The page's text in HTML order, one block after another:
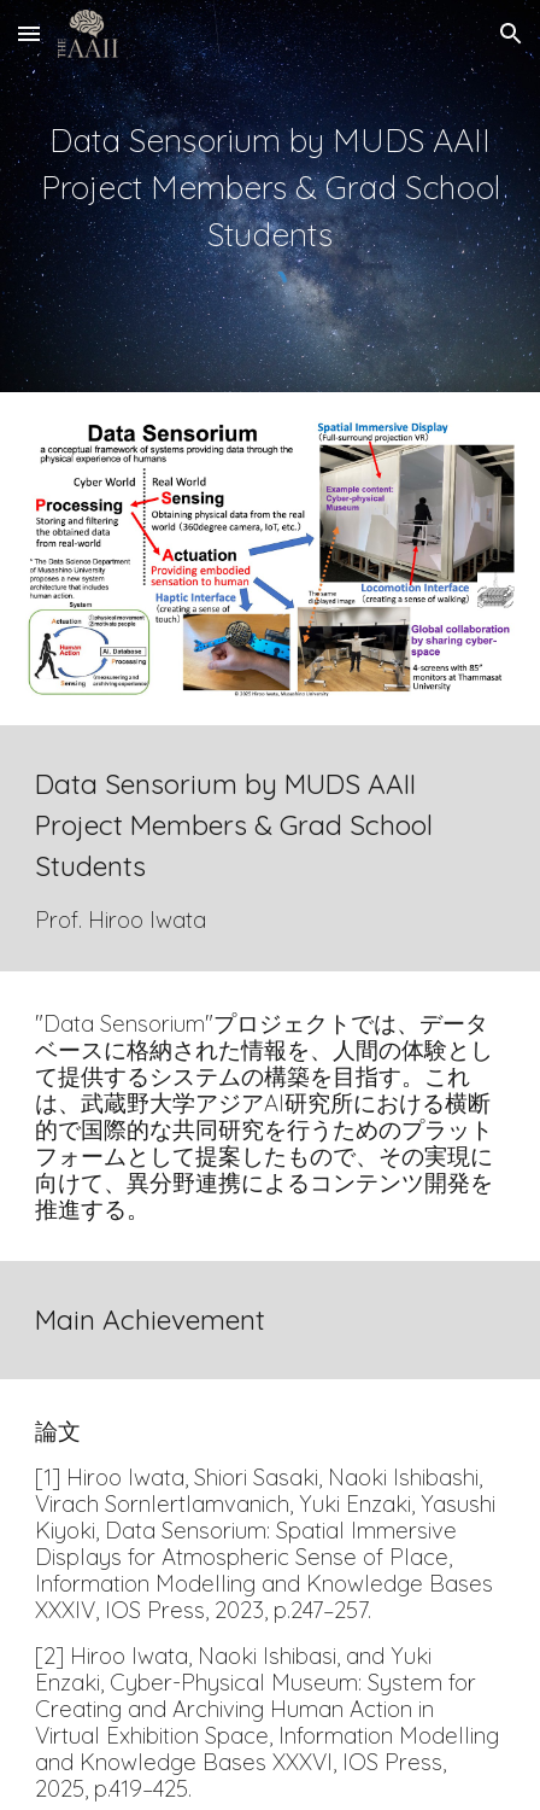
Skip to main content Skip to navigation
Data Sensorium by MUDS AAII
Project Members & Grad School
Students
Data Sensorium by MUDS AAII
Project Members & Grad School
Students
Prof. Hiroo Iwata
"Data Sensorium"プロジェクトでは、データ
ベースに格納された情報を、人間の体験とし
て提供するシステムの構築を目指す。これ
は、武蔵野大学アジアAI研究所における横断
的で国際的な共同研究を行うためのプラット
フォームとして提案したもので、その実現に
向けて、異分野連携によるコンテンツ開発を
推進する。
Main Achievement
論文
[1] Hiroo Iwata, Shiori Sasaki, Naoki Ishibashi,
Virach Sornlertlamvanich, Yuki Enzaki, Yasushi
Kiyoki, Data Sensorium: Spatial Immersive
Displays for Atmospheric Sense of Place,
Information Modelling and Knowledge Bases
XXXIV, IOS Press, 2023, p.247–257.
[2] Hiroo Iwata, Naoki Ishibasi, and Yuki
Enzaki, Cyber-Physical Museum: System for
Creating and Archiving Human Action in
Virtual Exhibition Space, Information Modelling
and Knowledge Bases XXXVI, IOS Press,
2025, p.419–425.